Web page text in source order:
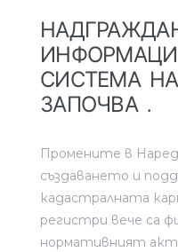
СИСТЕМА
ЗАПОЧВА .
Промените в
създаването и
кадастралната
регистри вече са
нормативният акт